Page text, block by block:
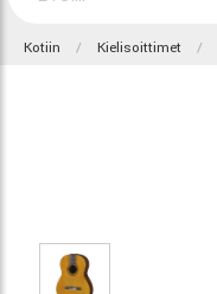
Kotiin Kielisoittimet